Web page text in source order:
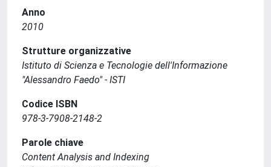
Anno
2010
Strutture organizzative
Istituto di Scienza e Tecnologie dell'Informazione
"Alessandro Faedo" - ISTI
Codice ISBN
978-3-7908-2148-2
Parole chiave
Content Analysis and Indexing